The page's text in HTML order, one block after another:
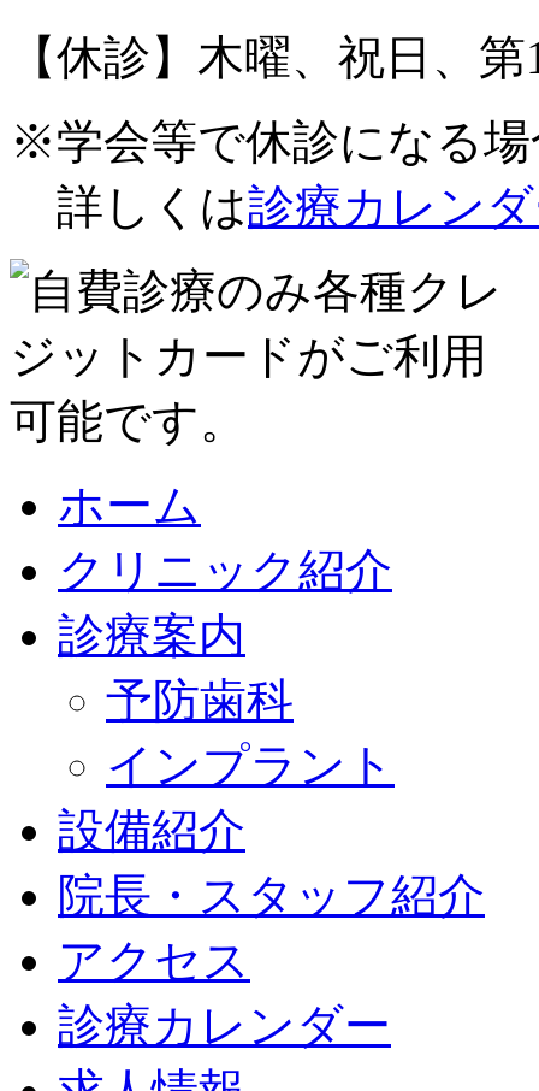
【休診】木曜、祝日、
※学会等で休診になる
詳しくは診療カレン
ホーム
クリニック紹介
診療案内
予防歯科
インプラント
設備紹介
院長・スタッフ紹介
アクセス
診療カレンダー